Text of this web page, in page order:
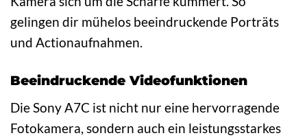
gelingen dir mühelos beeindruckende Porträts
und Actionaufnahmen.
Beeindruckende Videofunktionen
Die Sony A7C ist nicht nur eine hervorragende
Fotokamera, sondern auch ein leistungsstarkes